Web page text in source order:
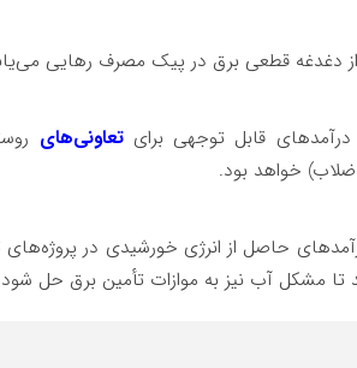
از دغدغه قطعی برق در پیک مصرف رهایی
قابل توجهی برای تعاونی‌های
خواهد بود.
حاصل از انرژی خورشیدی در
تا مشکل آب نیز به موازات تأمین برق حل